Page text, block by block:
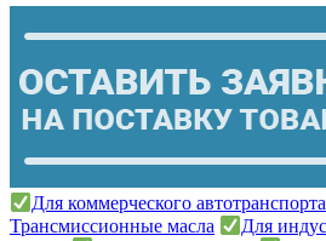
Для коммерческого автотранспорта
Трансмиссионные масла
Для